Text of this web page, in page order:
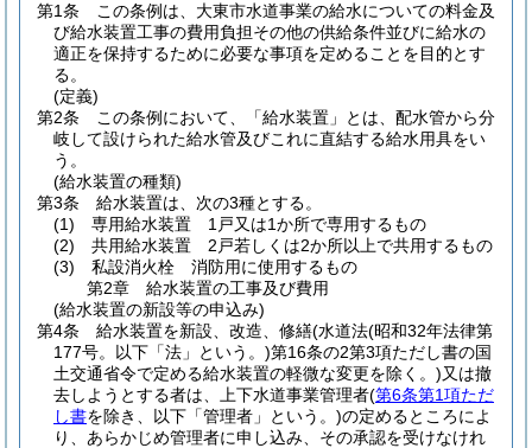
第1条
この条例は、大東市水道事業の給水についての料金及
び給水装置工事の費用負担その他の供給条件並びに給水の
適正を保持するために必要な事項を定めることを目的とす
る。
(定義)
第2条
この条例において、「給水装置」とは、配水管から分
岐して設けられた給水管及びこれに直結する給水用具をい
う。
(給水装置の種類)
第3条
給水装置は、次の3種とする。
(1)
専用給水装置 1戸又は1か所で専用するもの
(2)
共用給水装置 2戸若しくは2か所以上で共用するもの
(3)
私設消火栓 消防用に使用するもの
第2章
給水装置の工事及び費用
(給水装置の新設等の申込み)
第4条
給水装置を新設、改造、修繕(水道法(昭和32年法律第
177号。以下「法」という。)第16条の2第3項ただし書の国
土交通省令で定める給水装置の軽微な変更を除く。)又は撤
去しようとする者は、上下水道事業管理者(第6条第1項ただ
し書を除き、以下「管理者」という。)の定めるところによ
り、あらかじめ管理者に申し込み、その承認を受けなけれ